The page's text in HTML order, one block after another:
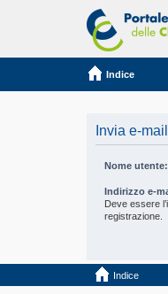
Indice
Invia e-
Nome utente:
Indirizzo e-
Deve essere
registrazione.
Indice